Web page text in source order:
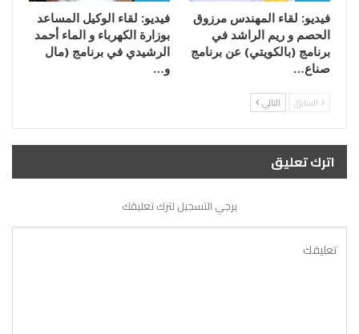
فيديو: لقاء المهندس مرزوق
الحصم و ريم الراشد في
برنامج (بالكويتي) عن برنامج
صناع…
فيديو: لقاء الوكيل المساعد
بوزارة الكهرباء و الماء أحمد
الرشيدي في برنامج (مال
و…
السابق التالي
اترك تعليق
يرجي التسجيل لترك تعليقك